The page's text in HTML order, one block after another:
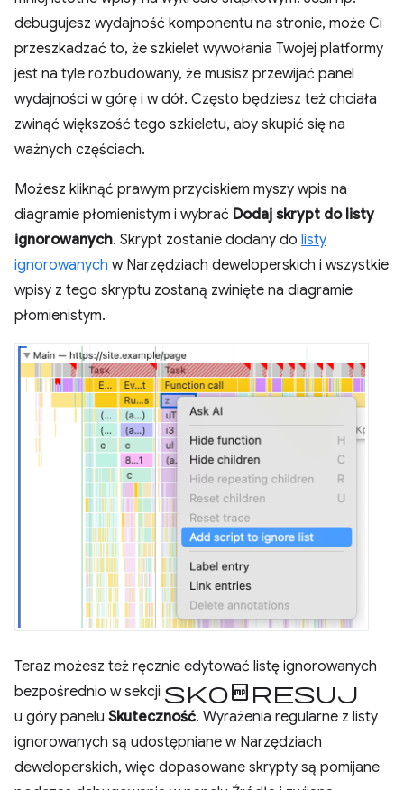
debugujesz wydajność komponentu na stronie, może Ci
przeszkadzać to, że szkielet wywołania Twojej platformy
jest na tyle rozbudowany, że musisz przewijać panel
wydajności w górę i w dół. Często będziesz też chciała
zwinąć większość tego szkieletu, aby skupić się na
ważnych częściach.
Możesz kliknąć prawym przyciskiem myszy wpis na
diagramie płomienistym i wybrać Dodaj skrypt do listy
ignorowanych. Skrypt zostanie dodany do listy
ignorowanych w Narzędziach deweloperskich i wszystkie
wpisy z tego skryptu zostaną zwinięte na diagramie
płomienistym.
Teraz możesz też ręcznie edytować listę ignorowanych
bezpośrednio w sekcji skompresuj
u góry panelu Skuteczność. Wyrażenia regularne z listy
ignorowanych są udostępniane w Narzędziach
deweloperskich, więc dopasowane skrypty są pomijane